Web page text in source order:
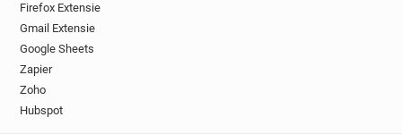
Firefox Extensie
Gmail Extensie
Google Sheets
Zapier
Zoho
Hubspot